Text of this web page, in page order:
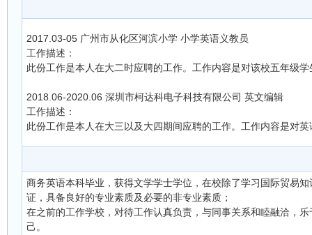
2017.03-05 广州市从化区河滨小学 小学英语义教员
工作描述：
此份工作是本人在大二时应聘的工作。工作内容是对该校五年级
2018.06-2020.06 深圳市柯达科电子科技有限公司 英文编辑
工作描述：
此份工作是本人在大三以及大四期间应聘的工作。工作内容是对
商务英语本科毕业，获得文学学士学位，在校除了学习国际贸易
证，具备良好的专业素质及必要的非专业素质；
在之前的工作学校，对待工作认真负责，与同事关系和睦融洽，
己。